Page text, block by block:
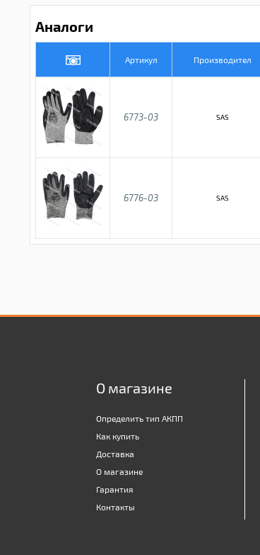
Аналоги
Артикул Производител
6773-03 SAS
6776-03 SAS
О магазине
Определить тип АКПП
Как купить
Доставка
О магазине
Гарантия
Контакты